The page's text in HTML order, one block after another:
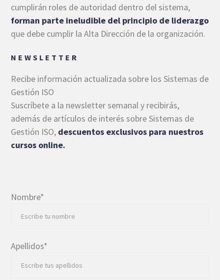
cumplirán roles de autoridad dentro del sistema,
forman parte ineludible del principio de liderazgo
que debe cumplir la Alta Dirección de la organización.
NEWSLETTER
Recibe información actualizada sobre los Sistemas de
Gestión ISO
Suscríbete a la newsletter semanal y recibirás,
además de artículos de interés sobre Sistemas de
Gestión ISO, descuentos exclusivos para nuestros
cursos online.
Nombre*
Apellidos*